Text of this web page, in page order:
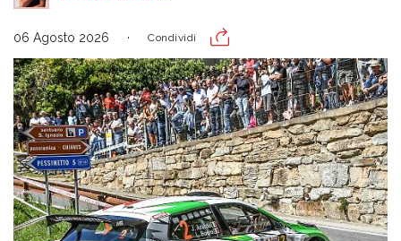
06 Agosto 2026 Condividi